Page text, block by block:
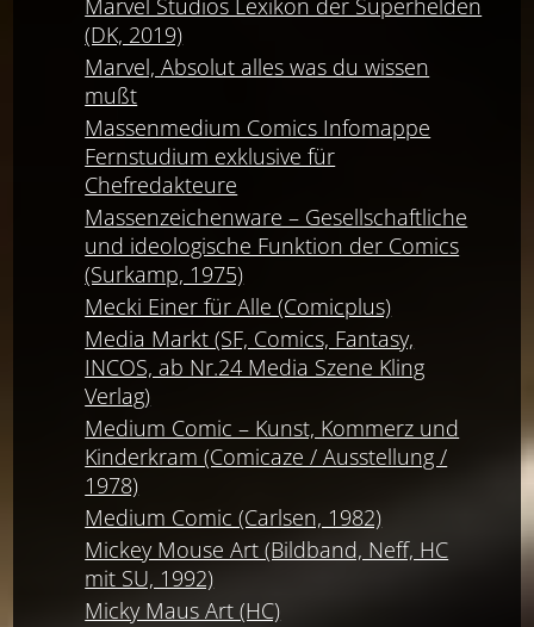
Marvel Studios Lexikon der Superhelden
(DK, 2019)
Marvel, Absolut alles was du wissen
mußt
Massenmedium Comics Infomappe
Fernstudium exklusive für
Chefredakteure
Massenzeichenware – Gesellschaftliche
und ideologische Funktion der Comics
(Surkamp, 1975)
Mecki Einer für Alle (Comicplus)
Media Markt (SF, Comics, Fantasy,
INCOS, ab Nr.24 Media Szene Kling
Verlag)
Medium Comic – Kunst, Kommerz und
Kinderkram (Comicaze / Ausstellung /
1978)
Medium Comic (Carlsen, 1982)
Mickey Mouse Art (Bildband, Neff, HC
mit SU, 1992)
Micky Maus Art (HC)